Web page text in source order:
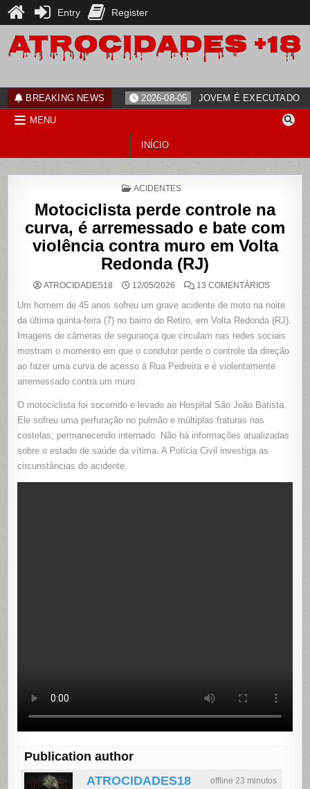
content
BREAKING NEWS 2026-08-05 JOVEM É EXECUTADO
MENU
INÍCIO
POSTED
ACIDENTES
Motociclista perde controle na
curva, é arremessado e bate com
violência contra muro em Volta
Redonda (RJ)
ATROCIDADES18 12/05/2026 13 COMENTÁRIOSEM
PERDE
NA
CURVA,
É
E
COM
EM
VOLTA
Um homem de 45 anos sofreu um grave acidente de moto na noite
da última quinta-feira (7) no bairro do Retiro, em Volta Redonda (RJ).
Imagens de câmeras de segurança que circulam nas redes sociais
mostram o momento em que o condutor perde o controle da direção
ao fazer uma curva de acesso à Rua Pedreira e é violentamente
arremessado contra um muro.
O motociclista foi socorrido e levado ao Hospital São João Batista.
Ele sofreu uma perfuração no pulmão e múltiplas fraturas nas
costelas, permanecendo internado. Não há informações atualizadas
sobre o estado de saúde da vítima. A Polícia Civil investiga as
circunstâncias do acidente.
Publication author
offline 23 minutos
ATROCIDADES18
Entry Register